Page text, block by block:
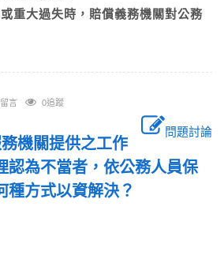
重大過失時，賠償義務機關對公務
言 0追蹤
問題討論
機關提供之工作
認為不當者，依公務人員保
種方式以資解決？